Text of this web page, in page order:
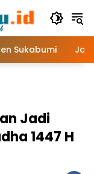
Sukabumi
Jadi
1447 H